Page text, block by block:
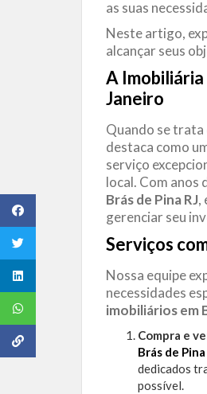
as suas
Neste artigo,
alcançar seus
A Imobiliária
Janeiro
Quando se
destaca como
serviço
local. Com anos
Brás de PinaRJ,
gerenciar seu
Serviços
Nossa equipe
necessidades
imobiliários em
Compra e
Brás de Pina
dedicados
possível.